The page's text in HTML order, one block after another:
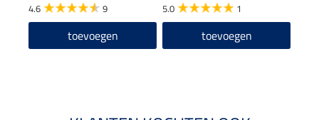
4.6 9
toevoegen
5.0 1
toevoegen